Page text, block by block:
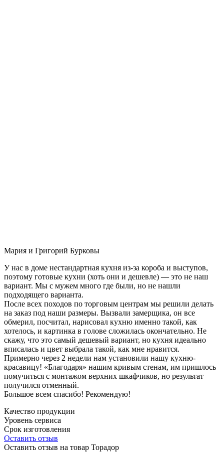
Мария и Григорий Бурковы
У нас в доме нестандартная кухня из-за короба и выступов,
поэтому готовые кухни (хоть они и дешевле) — это не наш
вариант. Мы с мужем много где были, но не нашли
подходящего варианта.
После всех походов по торговым центрам мы решили делать
на заказ под наши размеры. Вызвали замерщика, он все
обмерил, посчитал, нарисовал кухню именно такой, как
хотелось, и картинка в голове сложилась окончательно. Не
скажу, что это самый дешевый вариант, но кухня идеально
вписалась и цвет выбрала такой, как мне нравится.
Примерно через 2 недели нам установили нашу кухню-
красавицу! «Благодаря» нашим кривым стенам, им пришлось
помучиться с монтажом верхних шкафчиков, но результат
получился отменный.
Большое всем спасибо! Рекомендую!
Качество продукции
Уровень сервиса
Срок изготовления
Оставить отзыв
Оставить отзыв на товар Торадор